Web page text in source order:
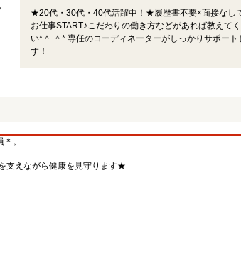
★20代・30代・40代活躍中！★履歴書不要×面接なし
お仕事START♪こだわりの働き方などがあれば教えて
い*＾ ＾* 専任のコーディネーターがしっかりサポート
す！
。
支えながら健康を見守ります★